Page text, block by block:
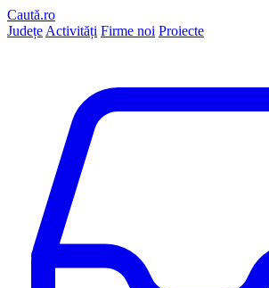
Caută.ro
Județe Activități Firme noi Proiecte